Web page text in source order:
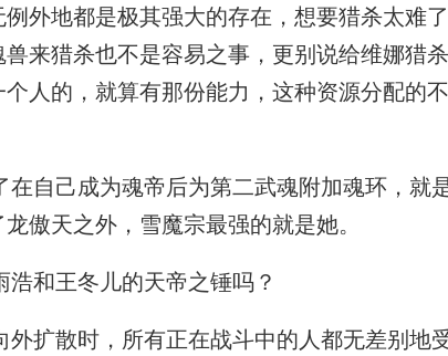
外地都是极其强大的存在，想要猎杀太难
来猎杀也不是容易之事，更别说给维娜猎
人的，就算有那份能力，这种资源分配的
自己成为魂帝后为第二武魂附加魂环，就
傲天之外，雪魔宗最强的就是她。
和王冬儿的天帝之锤吗？
扩散时，所有正在战斗中的人都无差别地